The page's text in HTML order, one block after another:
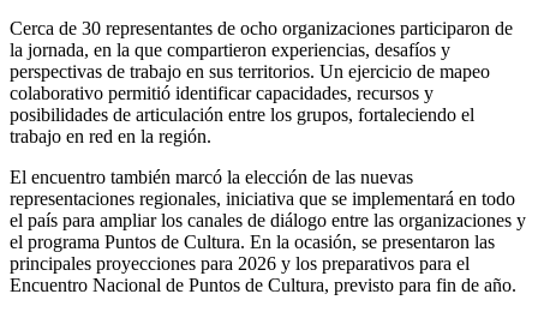
Cerca de 30 representantes de ocho organizaciones participaron de
la jornada, en la que compartieron experiencias, desafíos y
perspectivas de trabajo en sus territorios. Un ejercicio de mapeo
colaborativo permitió identificar capacidades, recursos y
posibilidades de articulación entre los grupos, fortaleciendo el
trabajo en red en la región.
El encuentro también marcó la elección de las nuevas
representaciones regionales, iniciativa que se implementará en todo
el país para ampliar los canales de diálogo entre las organizaciones y
el programa Puntos de Cultura. En la ocasión, se presentaron las
principales proyecciones para 2026 y los preparativos para el
Encuentro Nacional de Puntos de Cultura, previsto para fin de año.